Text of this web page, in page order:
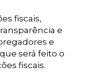
fiscais,
e
e
será feito o
fiscais.